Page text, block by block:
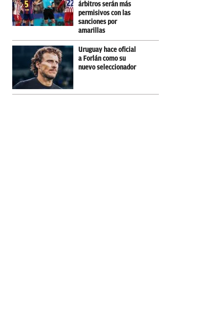
árbitros serán más
permisivos con las
sanciones por
amarillas
Uruguay hace oficial
a Forlán como su
nuevo seleccionador